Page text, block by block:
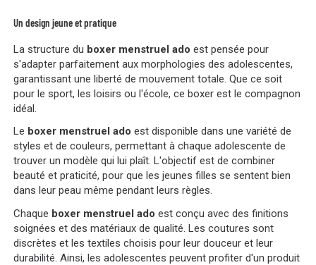
Un design jeune et pratique
La structure du boxer menstruel ado est pensée pour
s'adapter parfaitement aux morphologies des adolescentes,
garantissant une liberté de mouvement totale. Que ce soit
pour le sport, les loisirs ou l'école, ce boxer est le compagnon
idéal.
Le boxer menstruel ado est disponible dans une variété de
styles et de couleurs, permettant à chaque adolescente de
trouver un modèle qui lui plaît. L'objectif est de combiner
beauté et praticité, pour que les jeunes filles se sentent bien
dans leur peau même pendant leurs règles.
Chaque boxer menstruel ado est conçu avec des finitions
soignées et des matériaux de qualité. Les coutures sont
discrètes et les textiles choisis pour leur douceur et leur
durabilité. Ainsi, les adolescentes peuvent profiter d'un produit